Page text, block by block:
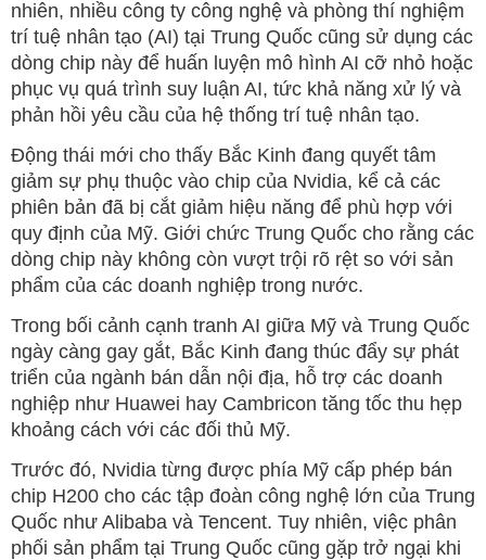
nhiên, nhiều công ty công nghệ và phòng thí nghiệm
trí tuệ nhân tạo (AI) tại Trung Quốc cũng sử dụng các
dòng chip này để huấn luyện mô hình AI cỡ nhỏ hoặc
phục vụ quá trình suy luận AI, tức khả năng xử lý và
phản hồi yêu cầu của hệ thống trí tuệ nhân tạo.
Động thái mới cho thấy Bắc Kinh đang quyết tâm
giảm sự phụ thuộc vào chip của Nvidia, kể cả các
phiên bản đã bị cắt giảm hiệu năng để phù hợp với
quy định của Mỹ. Giới chức Trung Quốc cho rằng các
dòng chip này không còn vượt trội rõ rệt so với sản
phẩm của các doanh nghiệp trong nước.
Trong bối cảnh cạnh tranh AI giữa Mỹ và Trung Quốc
ngày càng gay gắt, Bắc Kinh đang thúc đẩy sự phát
triển của ngành bán dẫn nội địa, hỗ trợ các doanh
nghiệp như Huawei hay Cambricon tăng tốc thu hẹp
khoảng cách với các đối thủ Mỹ.
Trước đó, Nvidia từng được phía Mỹ cấp phép bán
chip H200 cho các tập đoàn công nghệ lớn của Trung
Quốc như Alibaba và Tencent. Tuy nhiên, việc phân
phối sản phẩm tại Trung Quốc cũng gặp trở ngại khi